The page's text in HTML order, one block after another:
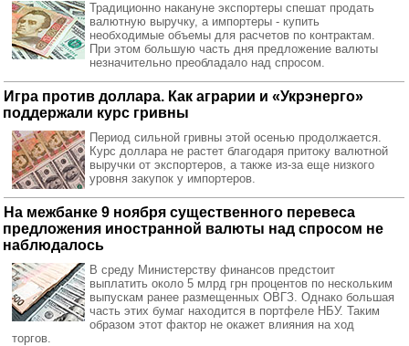
Традиционно накануне экспортеры спешат продать
валютную выручку, а импортеры - купить
необходимые объемы для расчетов по контрактам.
При этом большую часть дня предложение валюты
незначительно преобладало над спросом.
Игра против доллара. Как аграрии и «Укрэнерго»
поддержали курс гривны
Период сильной гривны этой осенью продолжается.
Курс доллара не растет благодаря притоку валютной
выручки от экспортеров, а также из-за еще низкого
уровня закупок у импортеров.
На межбанке 9 ноября существенного перевеса
предложения иностранной валюты над спросом не
наблюдалось
В среду Министерству финансов предстоит
выплатить около 5 млрд грн процентов по нескольким
выпускам ранее размещенных ОВГЗ. Однако большая
часть этих бумаг находится в портфеле НБУ. Таким
образом этот фактор не окажет влияния на ход
торгов.